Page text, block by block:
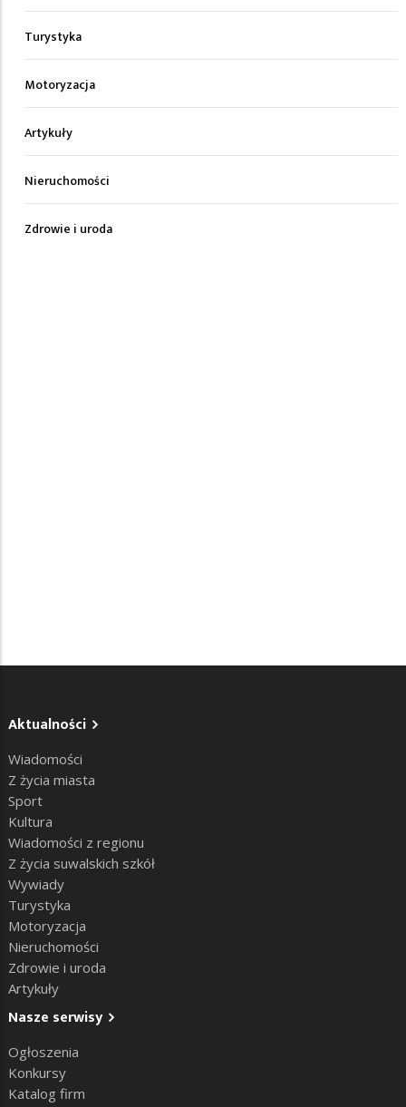
Turystyka
Motoryzacja
Artykuły
Nieruchomości
Zdrowie i uroda
Aktualności
Wiadomości
Z życia miasta
Sport
Kultura
Wiadomości z regionu
Z życia suwalskich szkół
Wywiady
Turystyka
Motoryzacja
Nieruchomości
Zdrowie i uroda
Artykuły
Nasze serwisy
Ogłoszenia
Konkursy
Katalog firm